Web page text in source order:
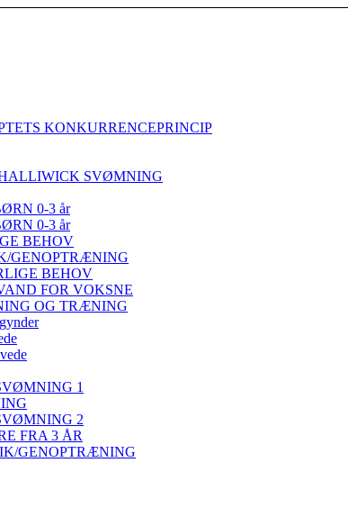
KONKURRENCEPRINCIP
SVØMNING
0-3 år
0-3 år
BEHOV
GENOPTRÆNING
BEHOV
FOR VOKSNE
OG TRÆNING
1
2
FRA 3 ÅR
GENOPTRÆNING